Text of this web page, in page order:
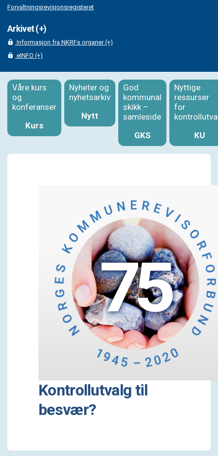
Forvaltningsrevisjonsregisteret
Arkivet (+)
Informasjon fra NKRFs organer (+)
eINFO (+)
Våre kurs
og
konferanser
Kurs
Nyheter og
nyhetsarkiv
Nytt
God
kommunal
skikk –
samleside
GKS
Nyttige
ressurser
for
KU
Kontrollutvalg til
besvær?